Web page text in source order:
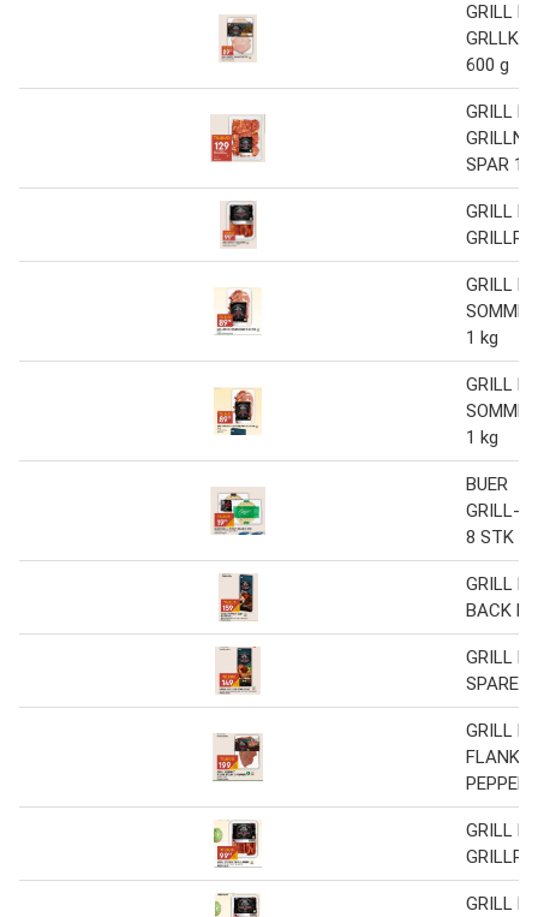
GRILL
600 g
GRILL
SPAR
GRILL
GRILL
1 kg
GRILL
1 kg
BUER
GRILL-/
8 STK
GRILL
BACK
GRILL
GRILL
FLANK
PEPPER
GRILL
GRILL